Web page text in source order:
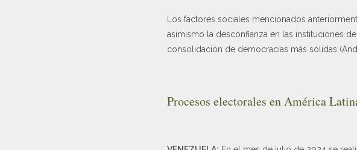
Los factores sociales mencionados
asimismo la desconfianza en las instituciones
consolidación de democracias más sólidas
Procesos electorales en América